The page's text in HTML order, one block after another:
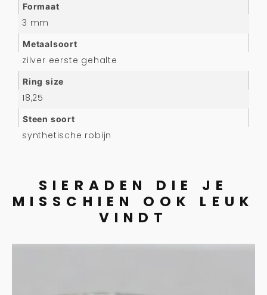
Formaat
3 mm
Metaalsoort
zilver eerste gehalte
Ring size
18,25
Steen soort
synthetische robijn
SIERADEN DIE JE
MISSCHIEN OOK LEUK
VINDT